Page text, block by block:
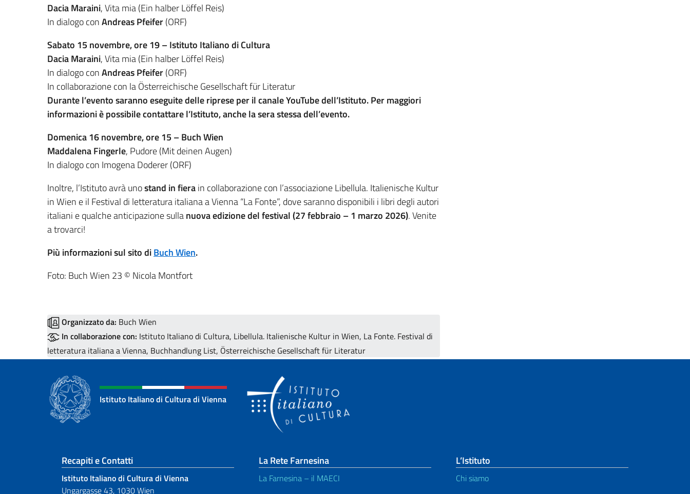
Dacia Maraini, Vita mia (Ein halber Löffel Reis)
In dialogo conAndreas Pfeifer(ORF)
Sabato 15 novembre, ore 19 – Istituto Italiano di Cultura
Dacia Maraini, Vita mia (Ein halber Löffel Reis)
In dialogo conAndreas Pfeifer(ORF)
In collaborazione con la Österreichische Gesellschaft für Literatur
Durante l’evento saranno eseguite delle riprese per il canale YouTube dell’Istituto. Per maggiori
informazioni è possibile contattare l’Istituto, anche la sera stessa dell’evento.
Domenica 16 novembre, ore 15 – Buch Wien
Maddalena Fingerle, Pudore (Mit deinen Augen)
In dialogo con Imogena Doderer (ORF)
Inoltre, l’Istituto avrà unostand in fierain collaborazione con l’associazione Libellula. Italienische Kultur
in Wien e il Festival di letteratura italiana a Vienna “La Fonte”, dove saranno disponibili i libri degli autori
italiani e qualche anticipazione sullanuova edizione del festival (27 febbraio – 1 marzo 2026). Venite
a trovarci!
Più informazioni sul sito diBuch Wien.
Foto: Buch Wien 23 © Nicola Montfort
Organizzato da: Buch Wien
In collaborazione con: Istituto Italiano di Cultura, Libellula. Italienische Kultur in Wien, La Fonte. Festival di
letteratura italiana a Vienna, Buchhandlung List, Österreichische Gesellschaft für Literatur
Istituto Italiano di Cultura di Vienna
Sezione footer
Recapiti e Contatti
Istituto Italiano di Cultura di Vienna
Ungargasse 43, 1030 Wien
La Rete Farnesina
La Farnesina – il MAECI
L’Istituto
Chi siamo